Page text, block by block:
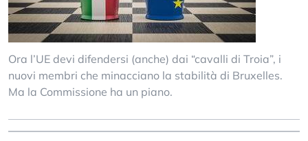
Ora l’UE devi difendersi (anche) dai “cavalli di Troia”, i
nuovi membri che minacciano la stabilità di Bruxelles.
Ma la Commissione ha un piano.